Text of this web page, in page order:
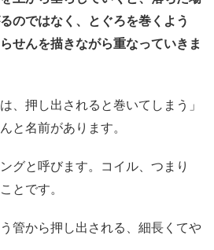
のではなく、とぐろを巻くよう
せんを描きながら重なっていきま
、押し出されると巻いてしまう」
と名前があります。
グと呼びます。コイル、つまり
とです。
管から押し出される、細長くてや